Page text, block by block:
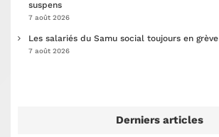
suspens
7 août 2026
Les salariés du Samu social toujours en grève
7 août 2026
Derniers articles